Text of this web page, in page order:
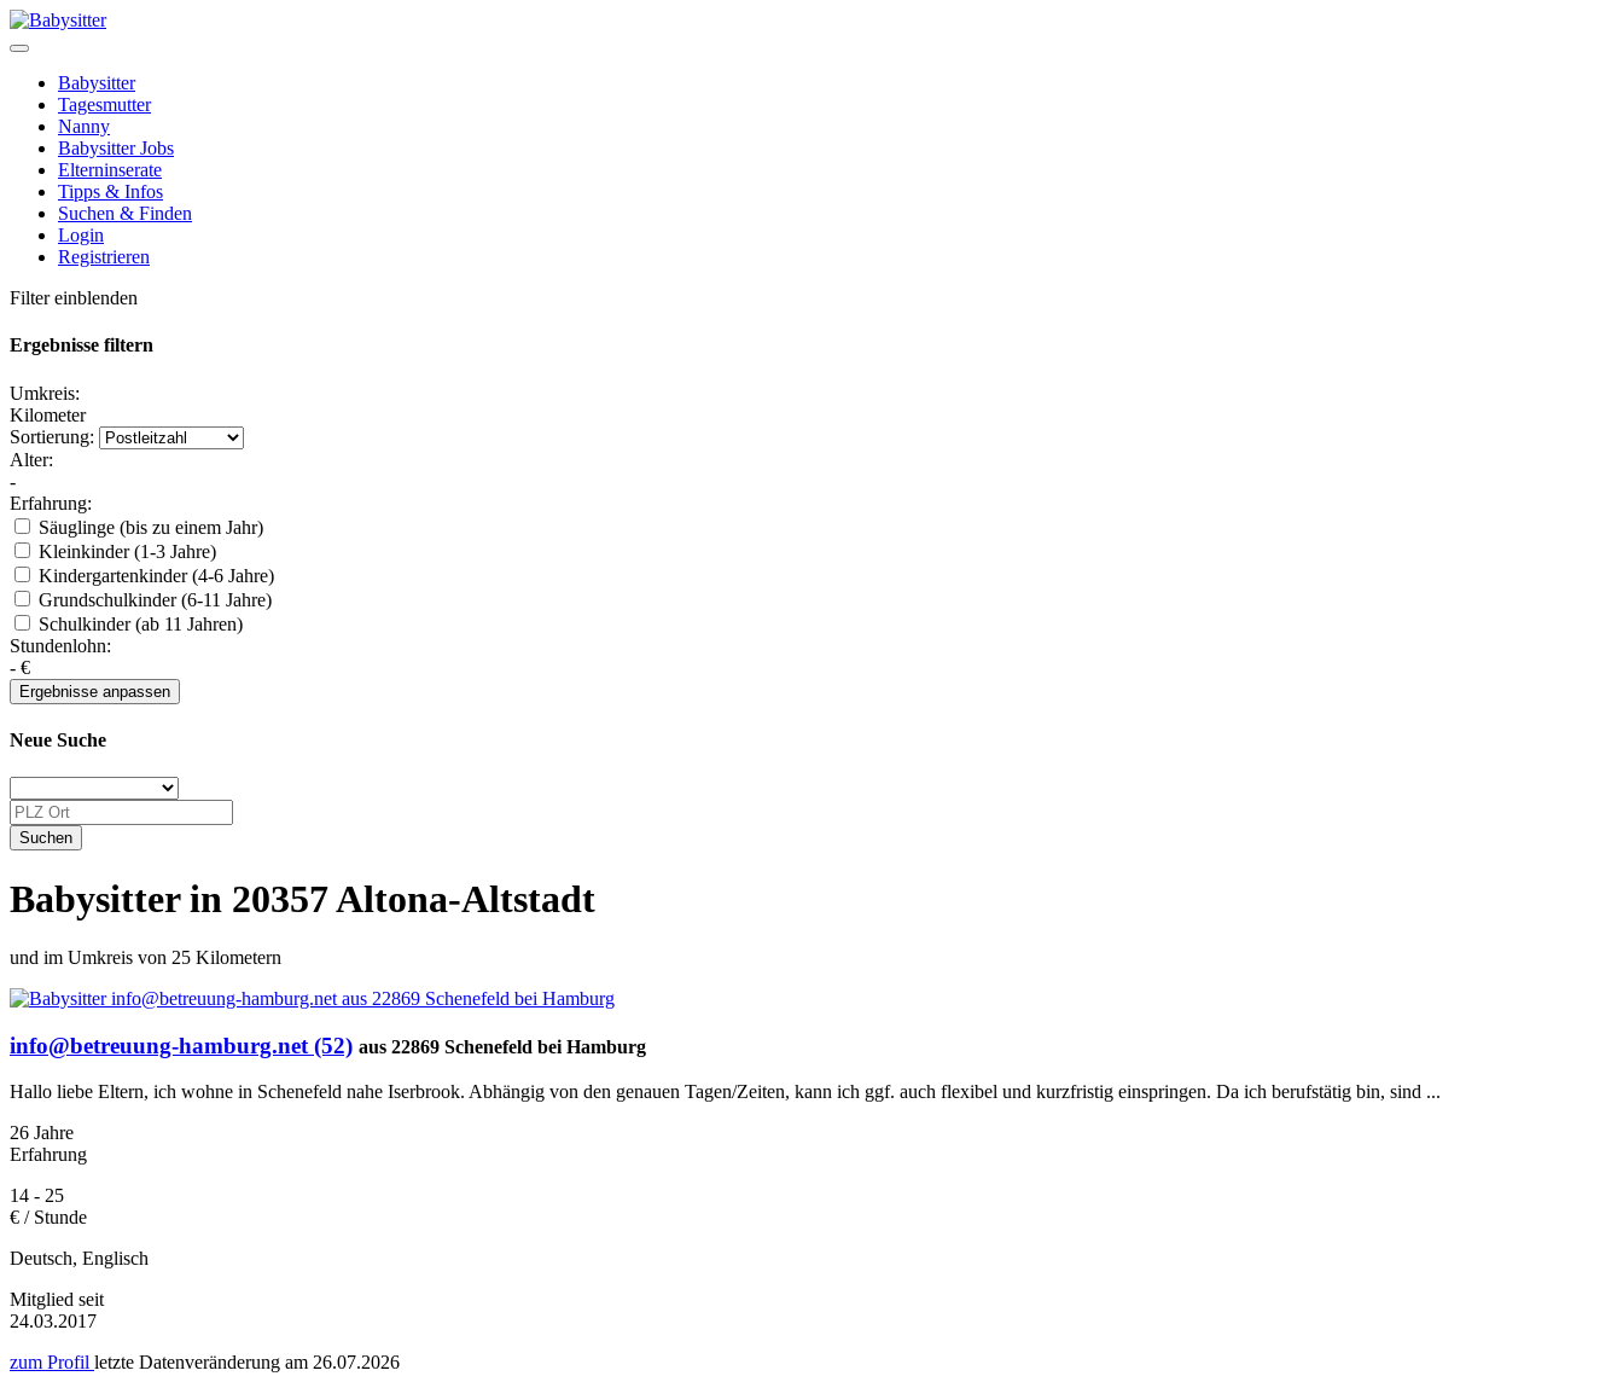
Babysitter
Tagesmutter
Nanny
Babysitter Jobs
Elterninserate
Tipps & Infos
Suchen & Finden
Login
Registrieren
Filter einblenden
Ergebnisse filtern
Umkreis:
Kilometer
Sortierung:
Alter:
-
Erfahrung:
Säuglinge (bis zu einem Jahr)
Kleinkinder (1-3 Jahre)
Kindergartenkinder (4-6 Jahre)
Grundschulkinder (6-11 Jahre)
Schulkinder (ab 11 Jahren)
Stundenlohn:
- €
Neue Suche
Babysitter in 20357 Altona-Altstadt
und im Umkreis von 25 Kilometern
info@betreuung-hamburg.net (52) aus 22869 Schenefeld bei Hamburg
Hallo liebe Eltern, ich wohne in Schenefeld nahe Iserbrook. Abhängig von den genauen Tagen/Zeiten, kann ich ggf. auch flexibel und kurzfristig einspringen. Da ich berufstätig bin, sind ...
26 Jahre
Erfahrung
14 - 25
€ / Stunde
Deutsch, Englisch
Mitglied seit
24.03.2017
zum Profil letzte Datenveränderung am 26.07.2026